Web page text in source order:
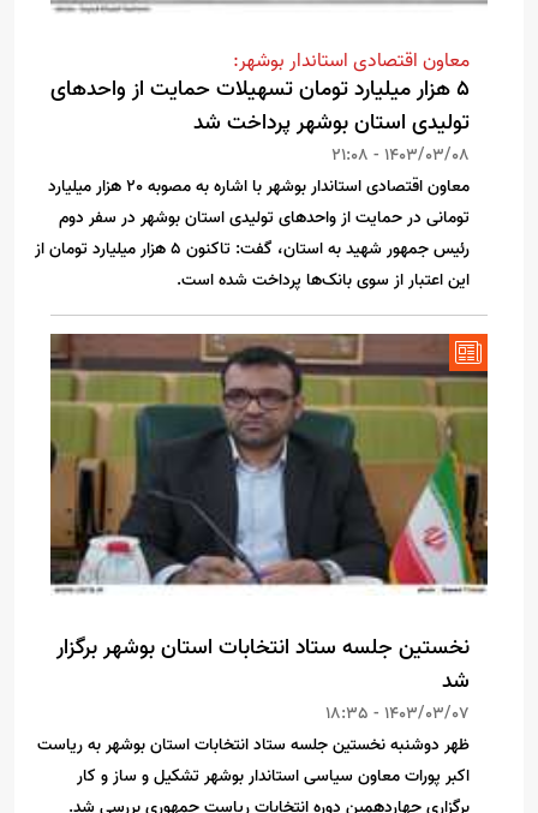
معاون اقتصادی استاندار بوشهر:
۵ هزار میلیارد تومان تسهیلات حمایت از واحدهای
تولیدی استان بوشهر پرداخت شد
1403/03/08 - 21:08
معاون اقتصادی استاندار بوشهر با اشاره به مصوبه 20 هزار میلیارد
تومانی در حمایت از واحدهای تولیدی استان بوشهر در سفر دوم
رئیس جمهور شهید به استان، گفت: تاکنون 5 هزار میلیارد تومان از
این اعتبار از سوی بانک‌ها پرداخت شده است.
نخستین جلسه ستاد انتخابات استان بوشهر برگزار
شد
1403/03/07 - 18:35
ظهر دوشنبه نخستین جلسه ستاد انتخابات استان بوشهر به ریاست
اکبر پورات معاون سیاسی استاندار بوشهر تشکیل و ساز و کار